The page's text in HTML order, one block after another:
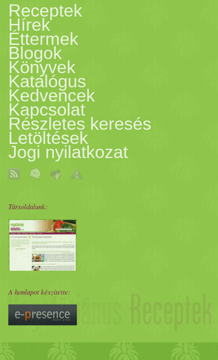
Receptek
Hírek
Éttermek
Blogok
Könyvek
Katalógus
Kedvencek
Kapcsolat
Részletes keresés
Letöltések
Jogi nyilatkozat
Társoldalunk:
A honlapot készítette: